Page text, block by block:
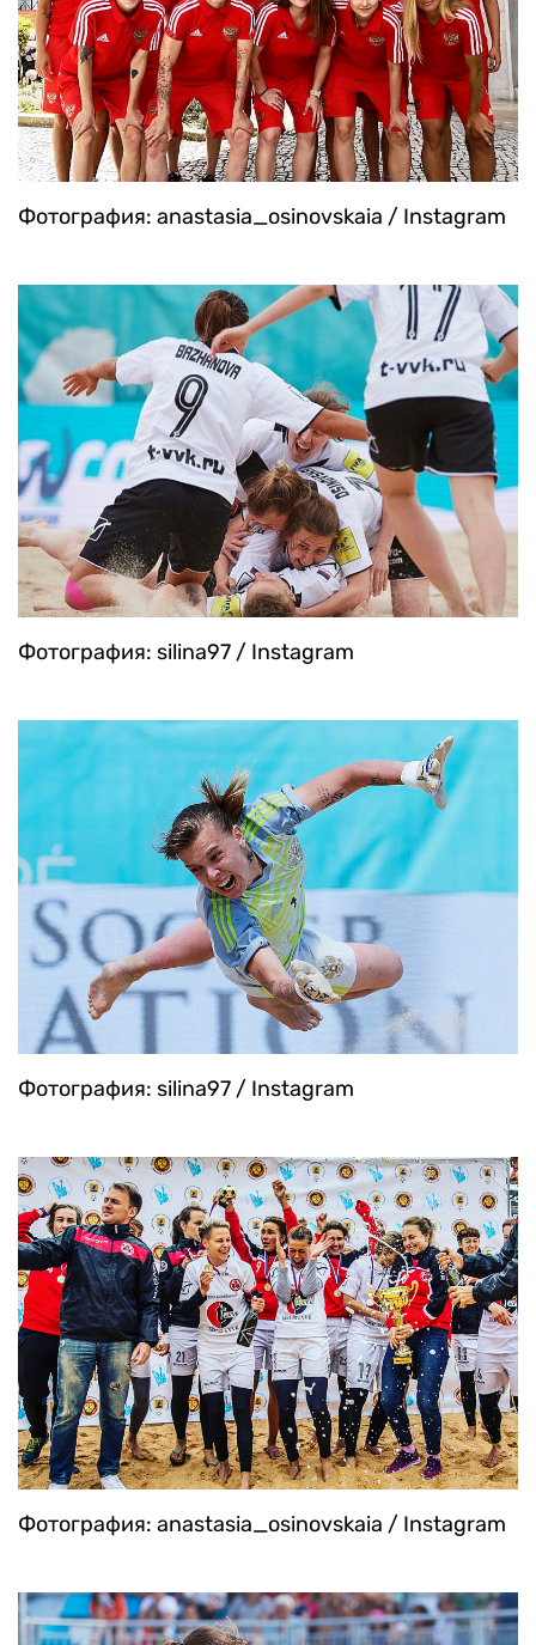
Фотография: anastasia_osinovskaia / Instagram
Фотография: silina97 / Instagram
Фотография: silina97 / Instagram
Фотография: anastasia_osinovskaia / Instagram